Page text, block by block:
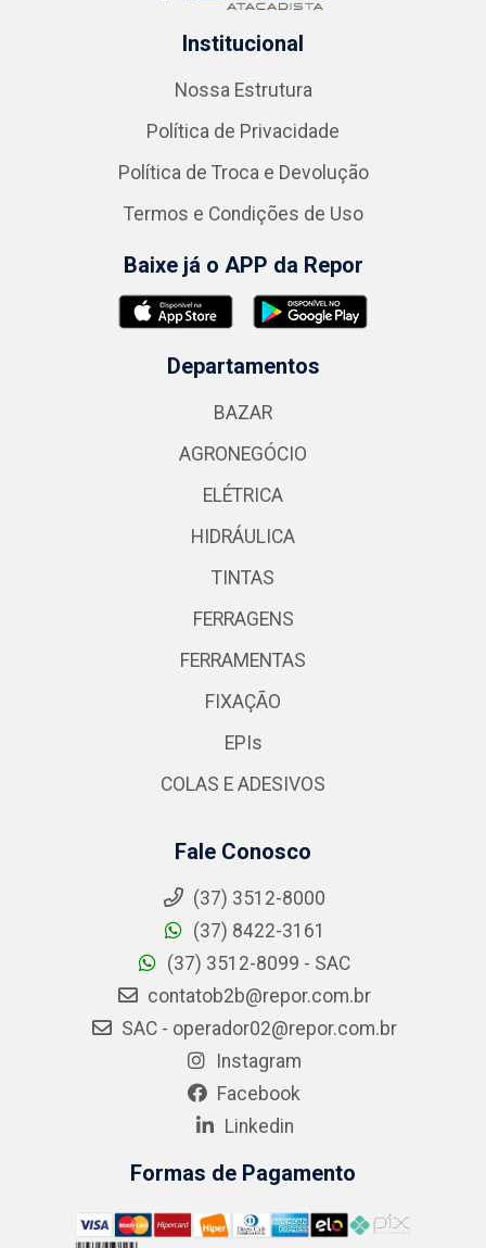
Institucional
Nossa Estrutura
Política de Privacidade
Política de Troca e Devolução
Termos e Condições de Uso
Baixe já o APP da Repor
Departamentos
BAZAR
AGRONEGÓCIO
ELÉTRICA
HIDRÁULICA
TINTAS
FERRAGENS
FERRAMENTAS
FIXAÇÃO
EPIs
COLAS E ADESIVOS
Fale Conosco
(37) 3512-8000
(37) 8422-3161
(37) 3512-8099 - SAC
contatob2b@repor.com.br
SAC - operador02@repor.com.br
Instagram
Facebook
Linkedin
Formas de Pagamento